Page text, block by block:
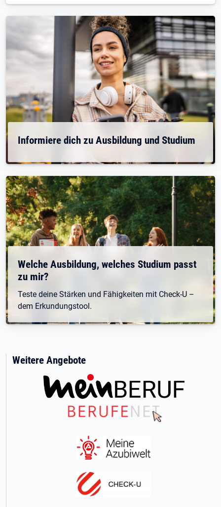
Informiere dich zu Ausbildung und Studium
Welche Ausbildung, welches Studium passt
zu mir?
Teste deine Stärken und Fähigkeiten mit Check-U –
dem Erkundungstool.
Weitere Angebote